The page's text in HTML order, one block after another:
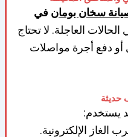
سخان بومان في
في الحالات العاجلة. لا تحتاج
دفع أجرة مواصلات
حديثة
يستخدم:
الإلكترونية.